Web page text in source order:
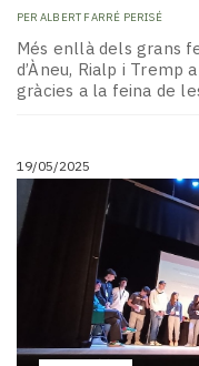
PER ALBERT FARRÉ PERISÉ
Més enllà dels grans
d’Àneu, Rialp i
gràcies a la feina de
19/05/2025